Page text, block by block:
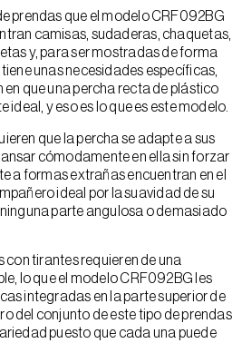
prendas que el modelo CRF092BG
camisas, sudaderas, chaquetas,
y, para ser mostradas de forma
unas necesidades específicas,
que una percha recta de plástico
ideal, y eso es lo que es este modelo.
que la percha se adapte a sus
cómodamente en ella sin forzar
a formas extrañas encuentran en el
ideal por la suavidad de su
parte angulosa o demasiado
con tirantes requieren de una
lo que el modelo CRF092BG les
integradas en la parte superior de
del conjunto de este tipo de prendas
puesto que cada una puede